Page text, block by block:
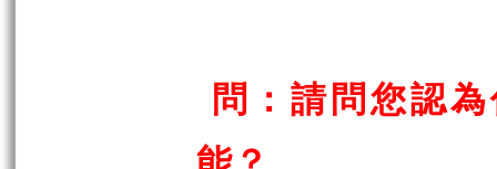
問：請問您認